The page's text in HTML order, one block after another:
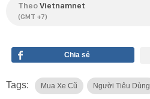
TheoVietnamnet
(GMT +7)
Chia sẻ
Tags: Mua Xe Cũ Người Tiêu Dùng